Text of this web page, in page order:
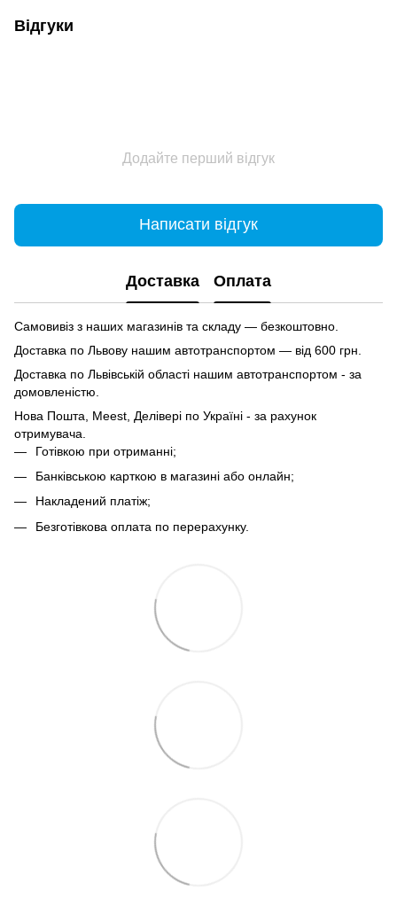
Відгуки
Додайте перший відгук
Написати відгук
Доставка Оплата
Самовивіз з наших магазинів та складу — безкоштовно.
Доставка по Львову нашим автотранспортом — від 600 грн.
Доставка по Львівській області нашим автотранспортом - за
домовленістю.
Нова Пошта, Meest, Делівері по Україні - за рахунок
отримувача.
Готівкою при отриманні;
Банківською карткою в магазині або онлайн;
Накладений платіж;
Безготівкова оплата по перерахунку.